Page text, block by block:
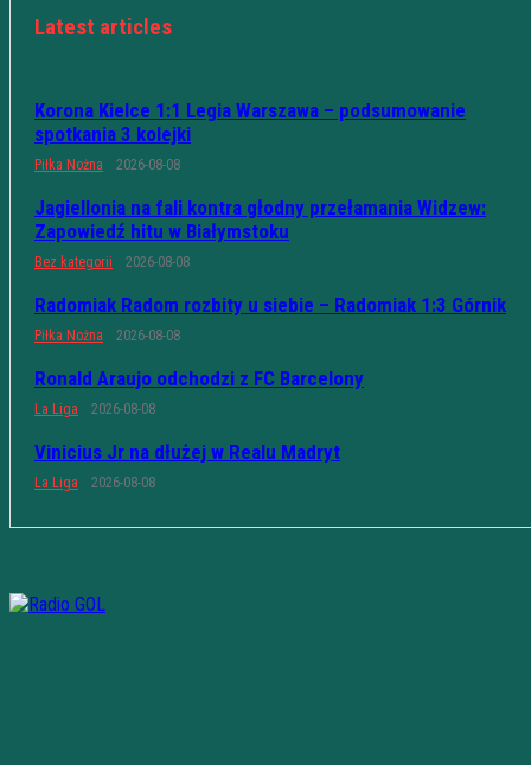
Latest articles
Korona Kielce 1:1 Legia Warszawa – podsumowanie
spotkania 3 kolejki
Piłka Nożna 2026-08-08
Jagiellonia na fali kontra głodny przełamania Widzew:
Zapowiedź hitu w Białymstoku
Bez kategorii 2026-08-08
Radomiak Radom rozbity u siebie – Radomiak 1:3 Górnik
Piłka Nożna 2026-08-08
Ronald Araujo odchodzi z FC Barcelony
La Liga 2026-08-08
Vinicius Jr na dłużej w Realu Madryt
La Liga 2026-08-08